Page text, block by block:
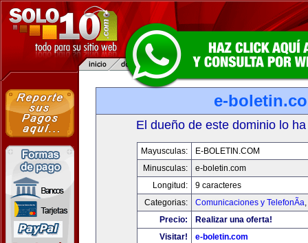
e-
El dueño de este dominio lo
Mayusculas:
E-BOLETIN.COM
Minusculas:
e-boletin.com
Longitud:
9 caracteres
Categorias:
Comunicaciones y TelefonÃ­a,
Precio:
Realizar una oferta!
Visitar!
e-boletin.com